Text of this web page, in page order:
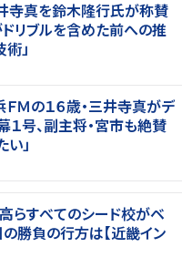
寺真を鈴木隆行氏が称賛
リブルを含めた前への推
」
ＦＭの１６歳・三井寺真がデ
号、副主将・宮市も絶賛
」
らすべてのシード校がベ
勝負の行方は【近畿イン